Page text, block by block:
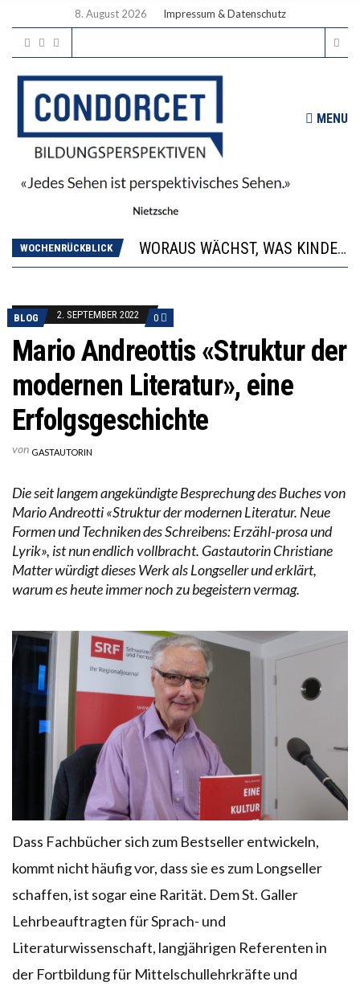
8. August 2026 Impressum & Datenschutz
MENU
WOCHENRÜCKBLICK
“WIR BEOBACHTEN EINEN REGELRECHTEN STURZFLUG BEI DEN LERNLEISTUNGEN”
DIE VERSTÄRKTE HARMONISIERUNG IM SCHULWESEN VERRINGERT DAS INNOVATIONSPOTENZIAL
BLOG 2. SEPTEMBER 2022 0
Mario Andreottis «Struktur der
modernen Literatur», eine
Erfolgsgeschichte
von GASTAUTORIN
Die seit langem angekündigte Besprechung des Buches von
Mario Andreotti «Struktur der modernen Literatur. Neue
Formen und Techniken des Schreibens: Erzähl-prosa und
Lyrik», ist nun endlich vollbracht. Gastautorin Christiane
Matter würdigt dieses Werk als Longseller und erklärt,
warum es heute immer noch zu begeistern vermag.
Dass Fachbücher sich zum Bestseller entwickeln,
kommt nicht häufig vor, dass sie es zum Longseller
schaffen, ist sogar eine Rarität. Dem St. Galler
Lehrbeauftragten für Sprach- und
Literaturwissenschaft, langjährigen Referenten in
der Fortbildung für Mittelschullehrkräfte und